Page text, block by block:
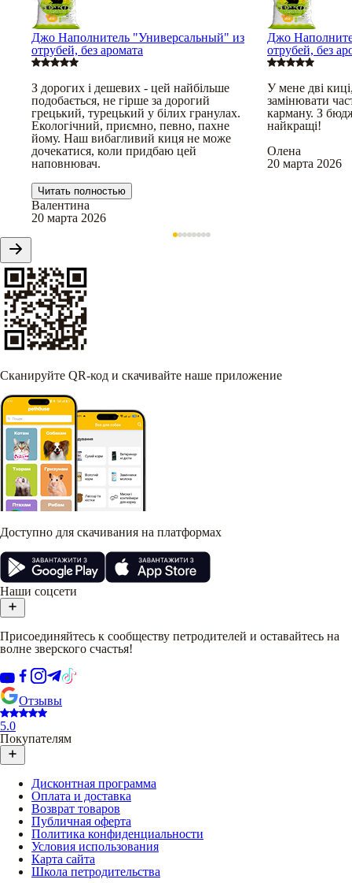
Джо Наполнитель "Универсальный" из
отрубей, без аромата
З дорогих і дешевих - цей найбільше
подобається, не гірше за дорогий
грецький, турецький у білих гранулах.
Екологічний, приємно, певно, пахне
йому. Наш вибагливий киця не може
дочекатися, коли придбаю цей
наповнювач.
Читать полностью
Валентина
20 марта 2026
Джо
отрубей, без
У мене дві
замінювати
карману. З
найкращі!
Олена
20 марта 2026
Сканируйте QR-код и скачивайте наше приложение
Доступно для скачивания на платформах
Наши соцсети
Присоединяйтесь к сообществу петродителей и оставайтесь на
волне зверского счастья!
Отзывы
5.0
Покупателям
Дисконтная программа
Оплата и доставка
Возврат товаров
Публичная оферта
Политика конфиденциальности
Условия использования
Карта сайта
Школа петродительства